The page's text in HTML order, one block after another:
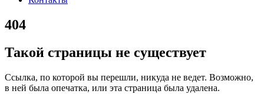
404
Такой страницы не существует
Ссылка, по которой вы перешли, никуда не ведет. Возможно,
в ней была опечатка, или эта страница была удалена.